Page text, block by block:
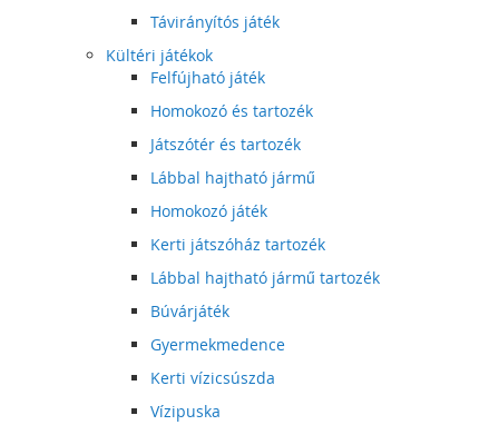
Távirányítós játék
Kültéri játékok
Felfújható játék
Homokozó és tartozék
Játszótér és tartozék
Lábbal hajtható jármű
Homokozó játék
Kerti játszóház tartozék
Lábbal hajtható jármű tartozék
Búvárjáték
Gyermekmedence
Kerti vízicsúszda
Vízipuska